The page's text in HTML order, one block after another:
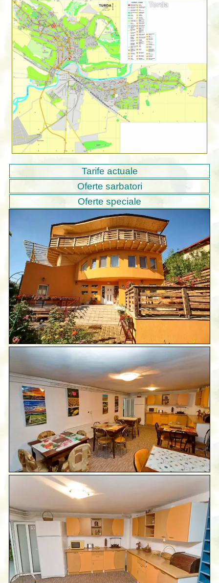
Tarife actuale
Oferte sarbatori
Oferte speciale